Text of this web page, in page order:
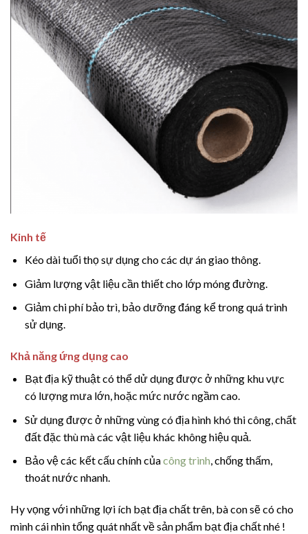
Kinh tế
Kéo dài tuổi thọ sự dụng cho các dự án giao thông.
Giảm lượng vật liệu cần thiết cho lớp móng đường.
Giảm chi phí bảo trì, bảo dưỡng đáng kể trong quá trình
sử dụng.
Khả năng ứng dụng cao
Bạt địa kỹ thuật có thể dử dụng được ở những khu vực
có lượng mưa lớn, hoặc mức nước ngầm cao.
Sử dụng được ở những vùng có địa hình khó thi công, chất
đất đặc thù mà các vật liệu khác không hiệu quả.
Bảo vệ các kết cấu chính củacông trình, chống thấm,
thoát nước nhanh.
Hy vọng với những lợi ích bạt địa chất trên, bà con sẽ có cho
mình cái nhìn tổng quát nhất về sản phẩm bạt địa chất nhé !